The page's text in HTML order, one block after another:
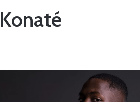
Konaté